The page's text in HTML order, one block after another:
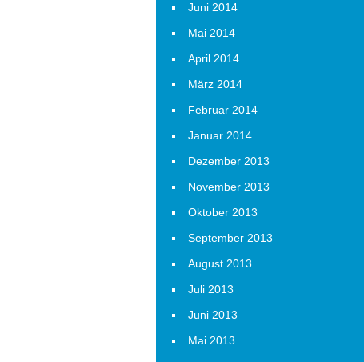
Juni 2014
Mai 2014
April 2014
März 2014
Februar 2014
Januar 2014
Dezember 2013
November 2013
Oktober 2013
September 2013
August 2013
Juli 2013
Juni 2013
Mai 2013